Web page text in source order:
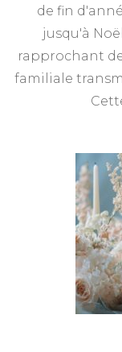
de fin
jusqu'à
rapprochant
familiale